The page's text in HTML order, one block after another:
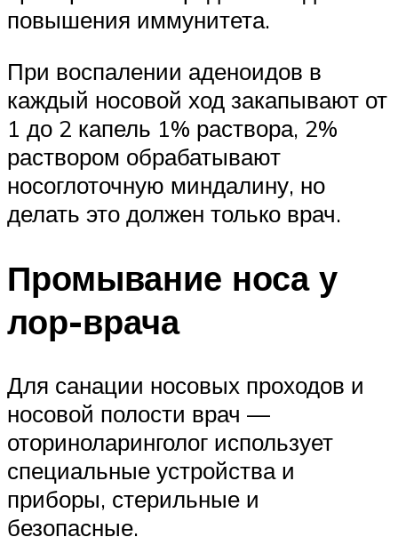
повышения иммунитета.
При воспалении аденоидов в
каждый носовой ход закапывают от
1 до 2 капель 1% раствора, 2%
раствором обрабатывают
носоглоточную миндалину, но
делать это должен только врач.
Промывание носа у
лор-врача
Для санации носовых проходов и
носовой полости врач —
оториноларинголог использует
специальные устройства и
приборы, стерильные и
безопасные.